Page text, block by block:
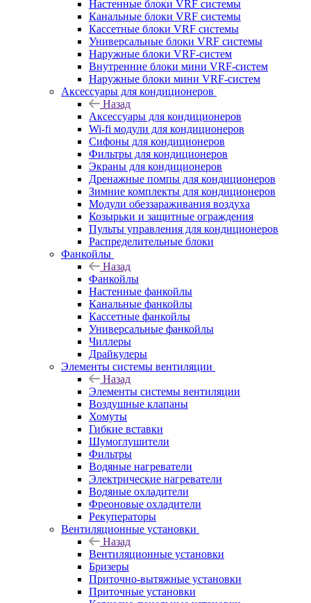
Настенные блоки VRF системы
Канальные блоки VRF системы
Кассетные блоки VRF системы
Универсальные блоки VRF системы
Наружные блоки VRF-систем
Внутренние блоки мини VRF-систем
Наружные блоки мини VRF-систем
Аксессуары для кондиционеров
Назад
Аксессуары для кондиционеров
Wi-fi модули для кондиционеров
Сифоны для кондиционеров
Фильтры для кондиционеров
Экраны для кондиционеров
Дренажные помпы для кондиционеров
Зимние комплекты для кондиционеров
Модули обеззараживания воздуха
Козырьки и защитные ограждения
Пульты управления для кондиционеров
Распределительные блоки
Фанкойлы
Назад
Фанкойлы
Настенные фанкойлы
Канальные фанкойлы
Кассетные фанкойлы
Универсальные фанкойлы
Чиллеры
Драйкулеры
Элементы системы вентиляции
Назад
Элементы системы вентиляции
Воздушные клапаны
Хомуты
Гибкие вставки
Шумоглушители
Фильтры
Водяные нагреватели
Электрические нагреватели
Водяные охладители
Фреоновые охладители
Рекуператоры
Вентиляционные установки
Назад
Вентиляционные установки
Бризеры
Приточно-вытяжные установки
Приточные установки